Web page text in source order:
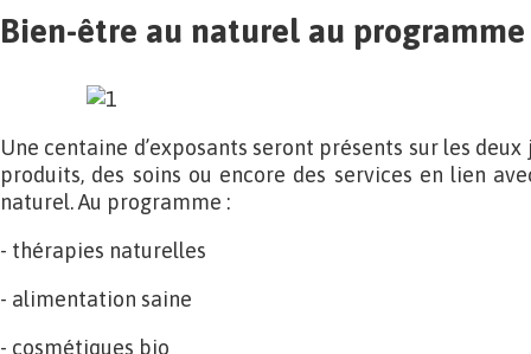
Bien-être au naturel au programme
Une centaine d’exposants seront présents sur les
produits, des soins ou encore des services en lien
naturel. Au programme :
- thérapies naturelles
- alimentation saine
- cosmétiques bio